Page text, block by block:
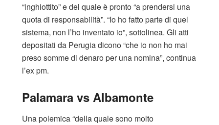
“inghiottito” e del quale è pronto “a prendersi una
quota di responsabilità”. “Io ho fatto parte di quel
sistema, non l’ho inventato io”, sottolinea. Gli atti
depositati da Perugia dicono “che io non ho mai
preso somme di denaro per una nomina”, continua
l’ex pm.
Palamara vs Albamonte
Una polemica “della quale sono molto